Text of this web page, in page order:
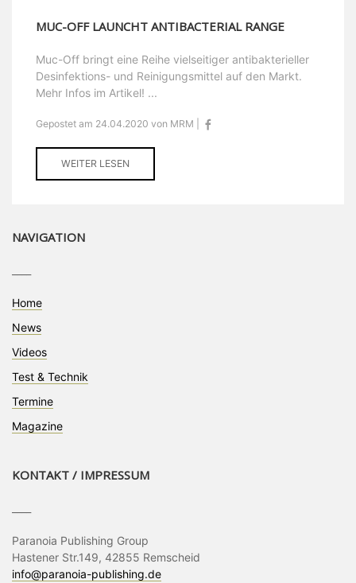
MUC-OFF LAUNCHT ANTIBACTERIAL RANGE
Muc-Off bringt eine Reihe vielseitiger antibakterieller
Desinfektions- und Reinigungsmittel auf den Markt.
Mehr Infos im Artikel! ...
Gepostet am 24.04.2020 von MRM |
WEITER LESEN
NAVIGATION
Home
News
Videos
Test & Technik
Termine
Magazine
KONTAKT / IMPRESSUM
Paranoia Publishing Group
Hastener Str.149, 42855 Remscheid
info@paranoia-publishing.de